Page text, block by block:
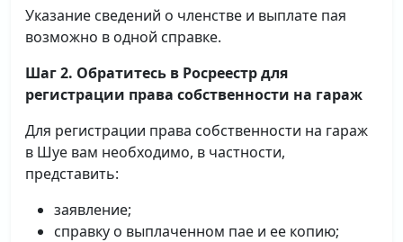
Указание сведений о членстве и выплате пая
возможно в одной справке.
Шаг 2. Обратитесь в Росреестр для
регистрации права собственности на гараж
Для регистрации права собственности на гараж
в Шуе вам необходимо, в частности,
представить:
заявление;
справку о выплаченном пае и ее копию;